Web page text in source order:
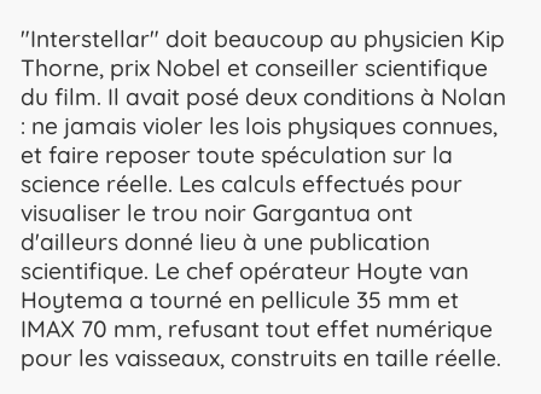
"Interstellar" doit beaucoup au physicien Kip
Thorne, prix Nobel et conseiller scientifique
du film. Il avait posé deux conditions à Nolan
: ne jamais violer les lois physiques connues,
et faire reposer toute spéculation sur la
science réelle. Les calculs effectués pour
visualiser le trou noir Gargantua ont
d'ailleurs donné lieu à une publication
scientifique. Le chef opérateur Hoyte van
Hoytema a tourné en pellicule 35 mm et
IMAX 70 mm, refusant tout effet numérique
pour les vaisseaux, construits en taille réelle.